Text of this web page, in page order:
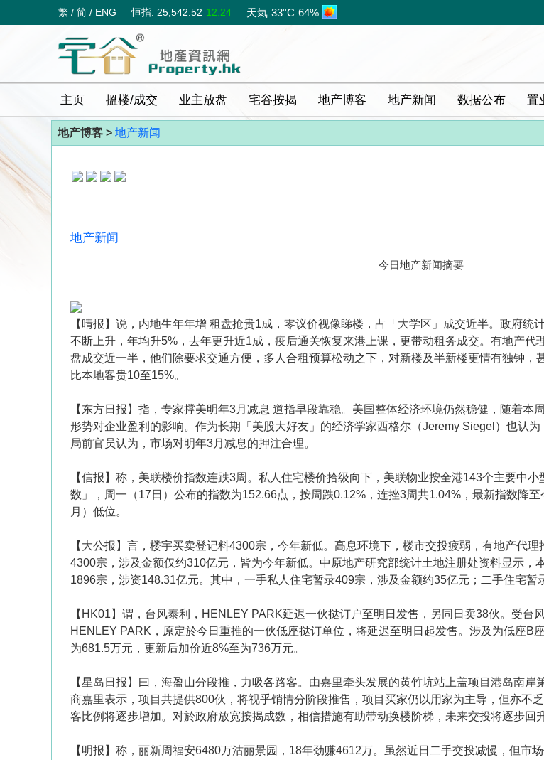
繁 / 简 / ENG 恒指: 25,542.52 12.24 天氣 33°C 64%
主页 搵楼/成交 业主放盘 宅谷按揭 地产博客 地产新闻 数据公布 置
地产博客 > 地产新闻
地产新闻
今日地产新闻摘要
【晴报】说，内地生年年增 租盘抢贵1成，零议价视像睇楼，占「大学区」成交近半。政府统
不断上升，年均升5%，去年更升近1成，疫后通关恢复来港上课，更带动租务成交。有地产代
盘成交近一半，他们除要求交通方便，多人合租预算松动之下，对新楼及半新楼更情有独钟，
比本地客贵10至15%。
【东方日报】指，专家撑美明年3月减息 道指早段靠稳。美国整体经济环境仍然稳健，随着本
形势对企业盈利的影响。作为长期「美股大好友」的经济学家西格尔（Jeremy Siegel）也认
局前官员认为，市场对明年3月减息的押注合理。
【信报】称，美联楼价指数连跌3周。私人住宅楼价拾级向下，美联物业按全港143个主要中
数」，周一（17日）公布的指数为152.66点，按周跌0.12%，连挫3周共1.04%，最新指数降
月）低位。
【大公报】言， 楼宇买卖登记料4300宗，今年新低。高息环境下，楼市交投疲弱，有地产代
4300宗，涉及金额仅约310亿元，皆为今年新低。中原地产研究部统计土地注册处资料显示，
1896宗，涉资148.31亿元。其中，一手私人住宅暂录409宗，涉及金额约35亿元；二手住宅暂
【HK01】谓，台风泰利，HENLEY PARK延迟一伙挞订户至明日发售，另同日卖38伙。受台
HENLEY PARK，原定於今日重推的一伙低座挞订单位，将延迟至明日起发售。涉及为低座B
为681.5万元，更新后加价近8%至为736万元。
【星岛日报】曰，海盈山分段推，力吸各路客。由嘉里牵头发展的黄竹坑站上盖项目港岛南
商嘉里表示，项目共提供800伙，将视乎销情分阶段推售，项目买家仍以用家为主导，但亦不
客比例将逐步增加。对於政府放宽按揭成数，相信措施有助带动换楼阶梯，未来交投将逐步回升
【明报】称，丽新周福安6480万沽丽景园，18年劲赚4612万。虽然近日二手交投减慢，但市